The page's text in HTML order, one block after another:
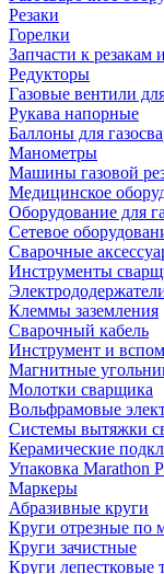
Резаки
Горелки
Запчасти к резакам
Редукторы
Газовые вентили
Рукава напорные
Баллоны для
Манометры
Машины газовой
Медицинское
Оборудование для
Сетевое
Сварочные
Инструменты
Клеммы заземления
Сварочный кабель
Инструмент и
Магнитные
Молотки сварщика
Вольфрамовые
Системы вытяжки
Керамические
Упаковка Marathon
Маркеры
Абразивные круги
Круги отрезные по
Круги зачистные
Круги лепестковые